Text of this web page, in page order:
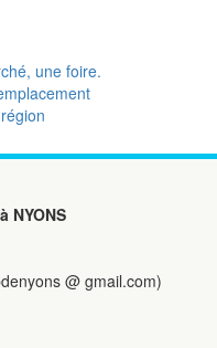
une foire.
à NYONS
@ gmail.com)